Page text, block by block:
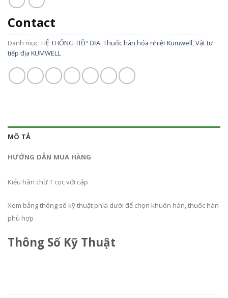
Contact
Danh mục: HỆ THỐNG TIẾP ĐỊA,Thuốc hàn hóa nhiệt Kumwell,Vật tư
tiếp địa KUMWELL
MÔ TẢ
HƯỚNG DẪN MUA HÀNG
Kiểu hàn chữ T cọc với cáp
Xem bảng thông số kỹ thuật phía dưới để chọn khuôn hàn, thuốc hàn
phù hợp
Thông Số Kỹ Thuật